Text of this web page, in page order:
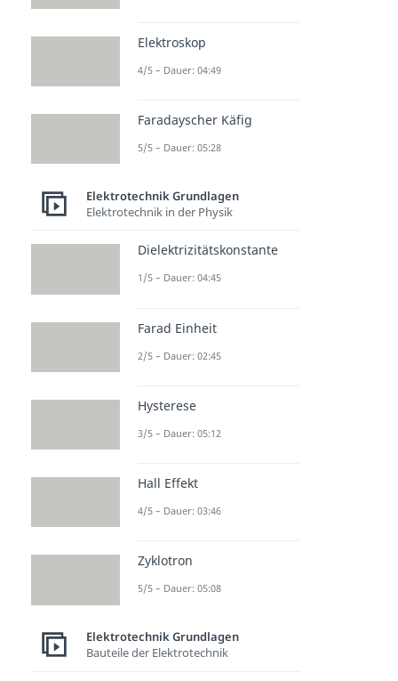
Elektroskop
4/5 – Dauer: 04:49
Faradayscher Käfig
5/5 – Dauer: 05:28
Elektrotechnik Grundlagen
Elektrotechnik in der Physik
Dielektrizitätskonstante
1/5 – Dauer: 04:45
Farad Einheit
2/5 – Dauer: 02:45
Hysterese
3/5 – Dauer: 05:12
Hall Effekt
4/5 – Dauer: 03:46
Zyklotron
5/5 – Dauer: 05:08
Elektrotechnik Grundlagen
Bauteile der Elektrotechnik